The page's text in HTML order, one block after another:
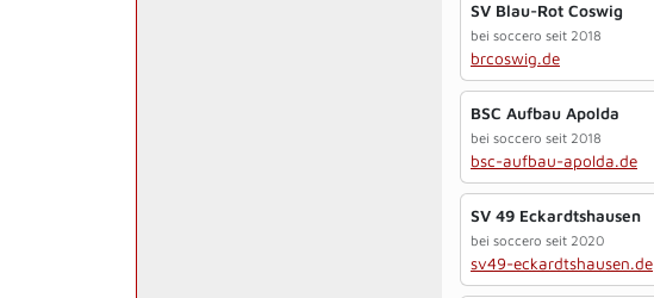
SV Blau-Rot Coswig
bei soccero seit 2018
brcoswig.de
BSC Aufbau Apolda
bei soccero seit 2018
bsc-aufbau-apolda.de
SV 49 Eckardtshausen
bei soccero seit 2020
sv49-eckardtshausen.de